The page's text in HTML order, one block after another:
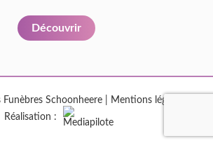
Découvrir
Schoonheere | Mentions légales
Réalisation :